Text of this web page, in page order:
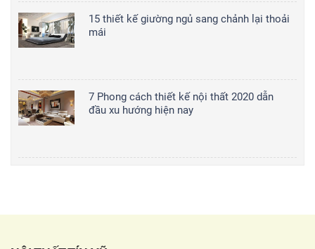
15 thiết kế giường ngủ sang chảnh lại thoải
mái
7 Phong cách thiết kế nội thất 2020 dẫn
đầu xu hướng hiện nay